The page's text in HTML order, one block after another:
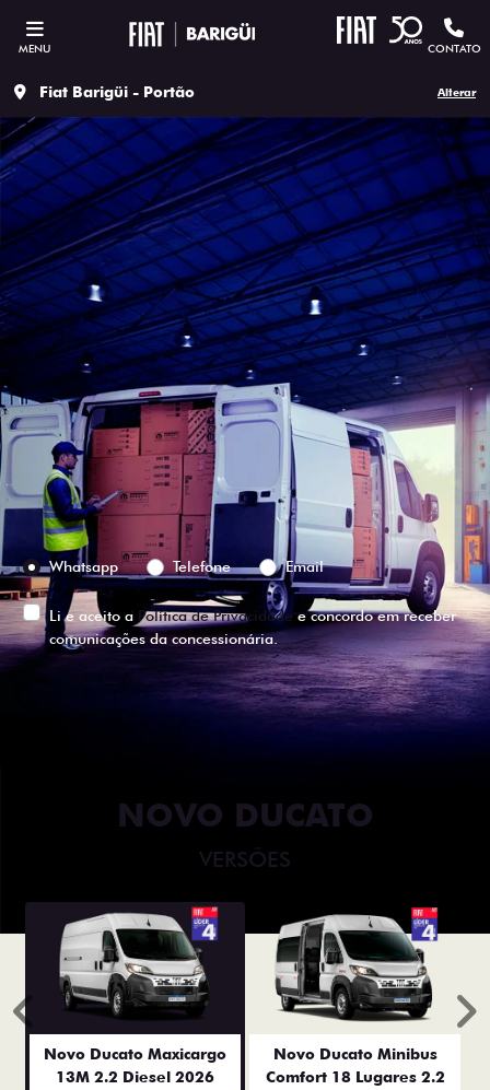
MENU CONTATO
Fiat Barigüi - Portão Alterar
ESTOU INTERESSADO
Versão escolhida
Preferência de contato:
Whatsapp
Telefone Email
Li e aceito a Política de Privacidadee concordo em receber
comunicações da concessionária.
ENTRAR EM CONTATO
NOVO DUCATO
VERSÕES
Novo Ducato Maxicargo
13M 2.2 Diesel 2026
Novo Ducato Minibus
Comfort 18 Lugares 2.2
Anterior